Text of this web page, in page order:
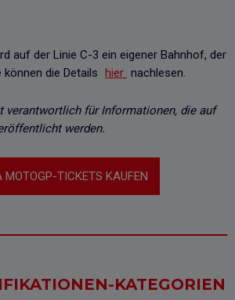
auf der Linie C-3 ein eigener Bahnhof, der
die Details hier nachlesen.
verantwortlich für Informationen, die auf
werden.
TICKETS KAUFEN
KATEGORIEN